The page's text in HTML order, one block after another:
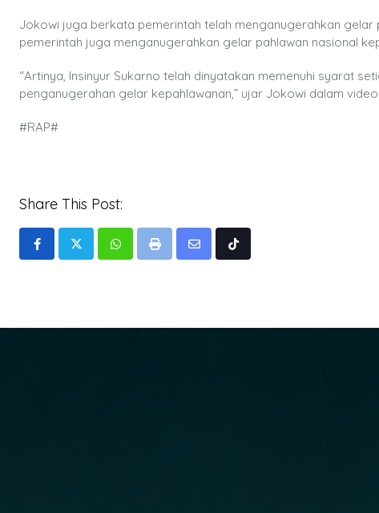
Jokowi juga berkata pemerintah telah menganugerahkan
pemerintah juga menganugerahkan gelar pahlawan nasional
“Artinya, Insinyur Sukarno telah dinyatakan memenuhi syarat
penganugerahan gelar kepahlawanan,” ujar Jokowi dalam
#RAP#
Share This Post:
WhatsappPrint
Share
Tiktok